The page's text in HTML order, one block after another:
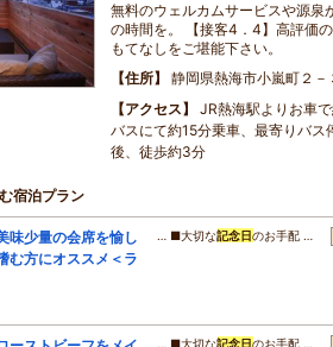
無料のウェルカムサービスや源泉
の時間を。 【接客4．4】高評価
もてなしをご堪能下さい。
住所
静岡県熱海市小嵐町２－
アクセス
JR熱海駅よりお車
バスにて約15分乗車、最寄りバス
後、徒歩約3分
宿泊プラン
味少量の会席を愉し
む方にオススメ＜ラ
… ■大切な記念日のお手配 …
… ■大切な記念日のお手配 …